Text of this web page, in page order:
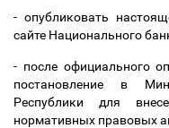
- опубликовать
сайте Национального
- после официального
постановление в
Республики для
нормативных правовых